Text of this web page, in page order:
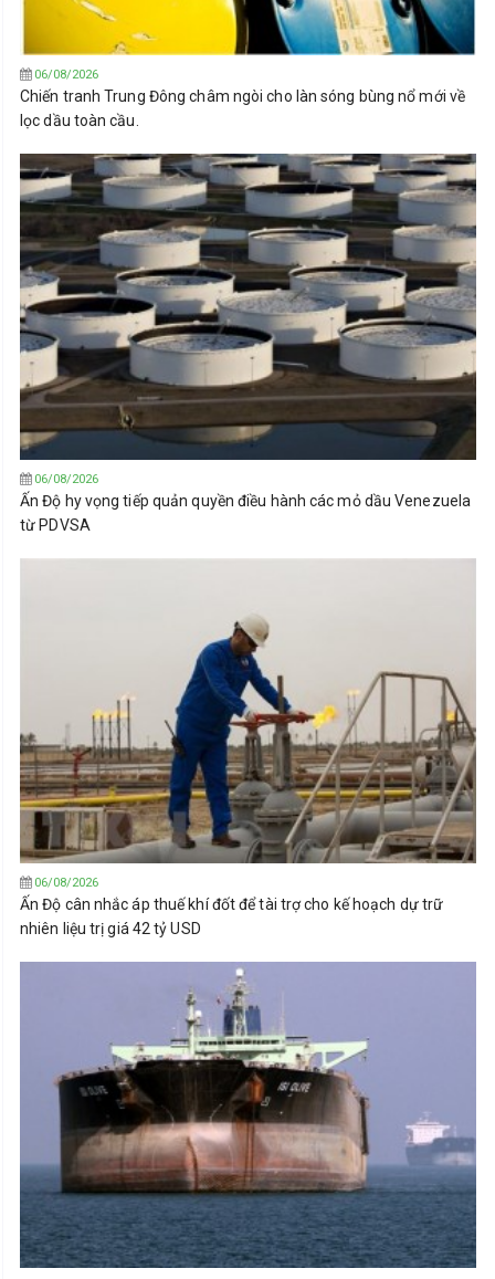
06/08/2026
Chiến tranh Trung Đông châm ngòi cho làn sóng bùng nổ mới về
lọc dầu toàn cầu.
06/08/2026
Ấn Độ hy vọng tiếp quản quyền điều hành các mỏ dầu Venezuela
từ PDVSA
06/08/2026
Ấn Độ cân nhắc áp thuế khí đốt để tài trợ cho kế hoạch dự trữ
nhiên liệu trị giá 42 tỷ USD